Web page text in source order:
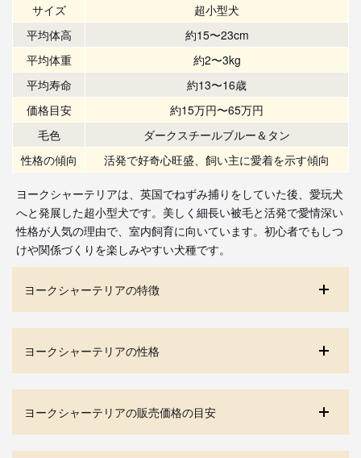
サイズ
超小型犬
平均体高
約15〜23cm
平均体重
約2〜3kg
平均寿命
約13〜16歳
価格目安
約15万円〜65万円
毛色
ダークスチールブルー＆タン
性格の傾向
活発で好奇心旺盛、飼い主に愛着を示す傾向
ヨークシャーテリアは、英国でねずみ捕りをしていた後、愛玩犬
へと発展した超小型犬です。美しく細長い被毛と活発で愛情深い
性格が人気の理由で、室内飼育に向いています。初心者でもしつ
けや関係づくりを楽しみやすい犬種です。
ヨークシャーテリアの特徴
ヨークシャーテリアの性格
ヨークシャーテリアの販売価格の目安